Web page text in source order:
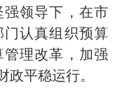
领导下，在市
门认真组织预算
理改革，加强
政平稳运行。